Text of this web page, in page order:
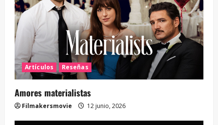
Artículos Reseñas
Amores materialistas
Filmakersmovie 12 junio, 2026